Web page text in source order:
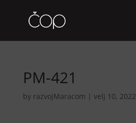
PM-421
by razvojMaracom | velj 10, 2022